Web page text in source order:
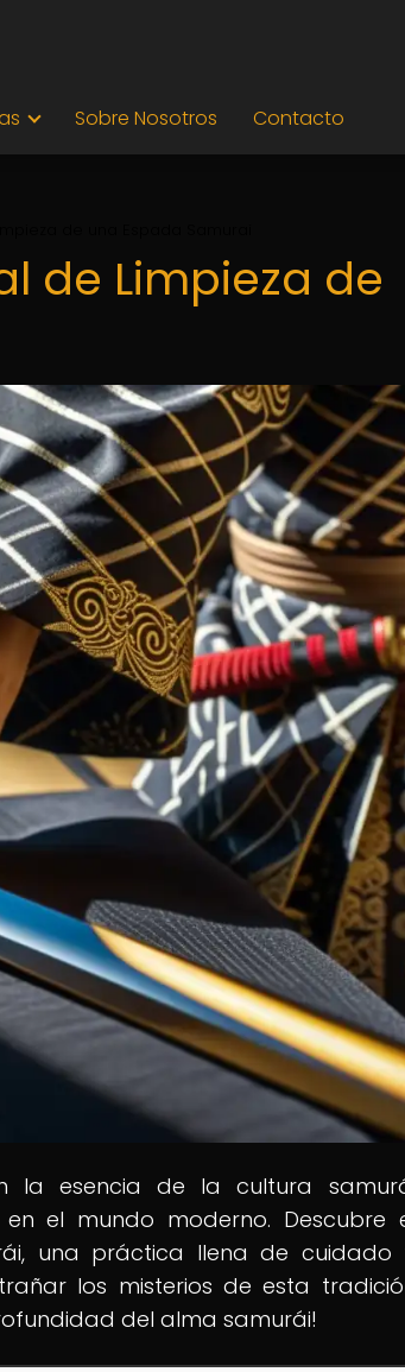
Sobre Nosotros Contacto
de Limpieza de
la esencia de la cultura
el mundo moderno. Descubre
una práctica llena de cuidado
los misterios de esta
del alma samurái!